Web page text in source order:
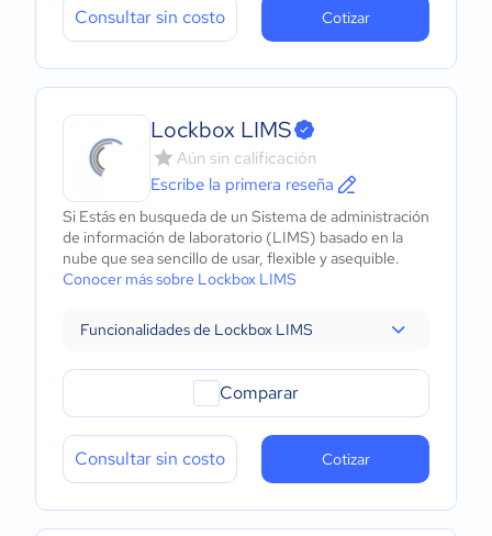
Consultar sin costo Cotizar
Lockbox LIMS
Aún sin calificación
Escribe la primera reseña
Si Estás en busqueda de un Sistema de administración
de información de laboratorio (LIMS) basado en la
nube que sea sencillo de usar, flexible y asequible.
Conocer más sobre Lockbox LIMS
Funcionalidades de Lockbox LIMS
Comparar
Consultar sin costo Cotizar